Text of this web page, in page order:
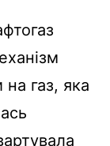
на газ, яка